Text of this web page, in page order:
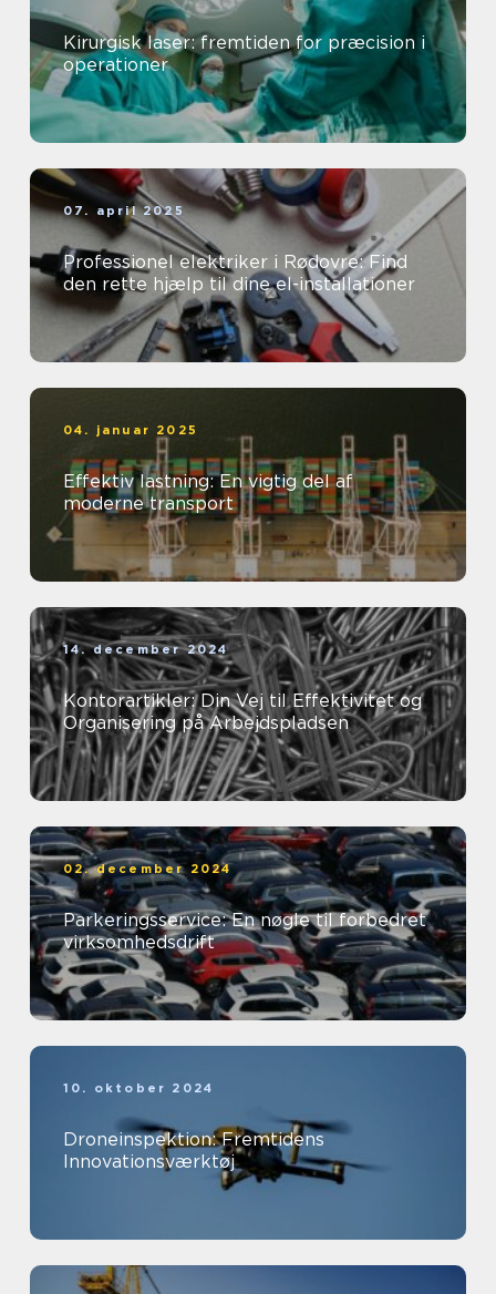
Kirurgisk laser: fremtiden for præcision i
operationer
07. april 2025
Professionel elektriker i Rødovre: Find
den rette hjælp til dine el-installationer
04. januar 2025
Effektiv lastning: En vigtig del af
moderne transport
14. december 2024
Kontorartikler: Din Vej til Effektivitet og
Organisering på Arbejdspladsen
02. december 2024
Parkeringsservice: En nøgle til forbedret
virksomhedsdrift
10. oktober 2024
Droneinspektion: Fremtidens
Innovationsværktøj